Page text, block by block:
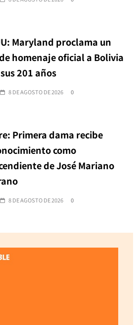
Maryland proclama un
homenaje oficial a Bolivia
201 años
8 DE AGOSTO DE 2026 0
Primera dama recibe
como
de José Mariano
8 DE AGOSTO DE 2026 0